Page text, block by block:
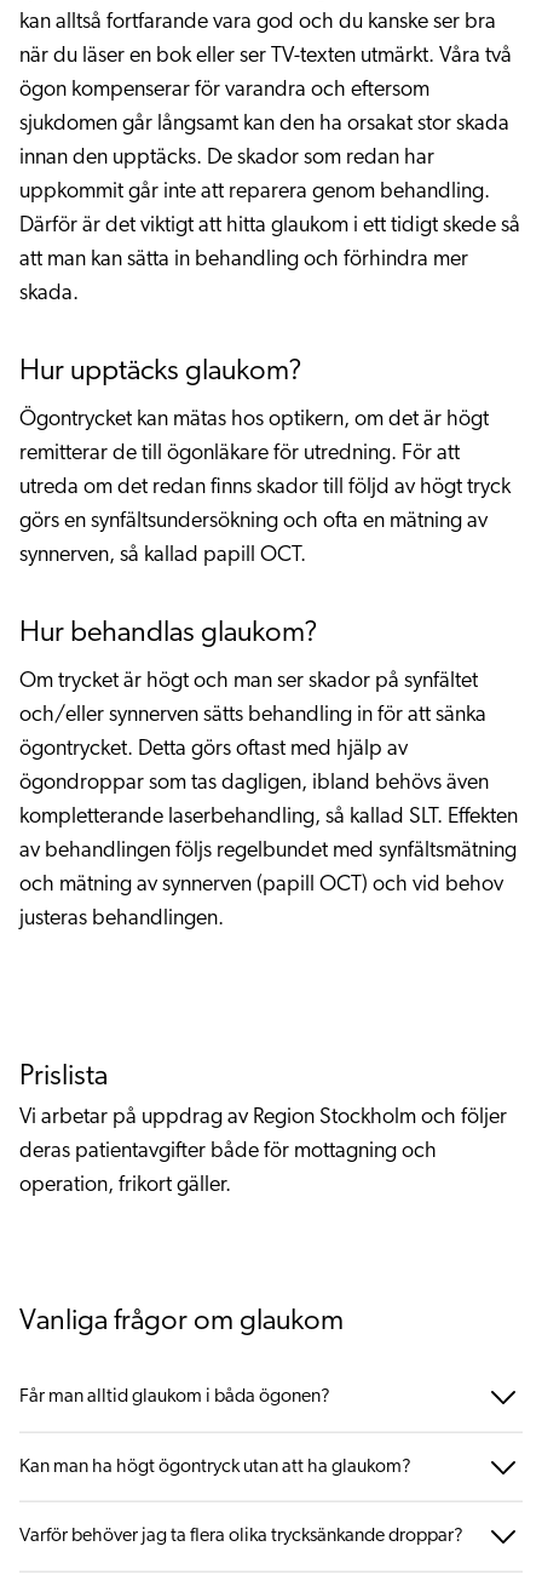
kan alltså fortfarande vara god och du kanske ser bra
när du läser en bok eller ser TV-texten utmärkt. Våra två
ögon kompenserar för varandra och eftersom
sjukdomen går långsamt kan den ha orsakat stor skada
innan den upptäcks. De skador som redan har
uppkommit går inte att reparera genom behandling.
Därför är det viktigt att hitta glaukom i ett tidigt skede så
att man kan sätta in behandling och förhindra mer
skada.
Hur upptäcks glaukom?
Ögontrycket kan mätas hos optikern, om det är högt
remitterar de till ögonläkare för utredning. För att
utreda om det redan finns skador till följd av högt tryck
görs en synfältsundersökning och ofta en mätning av
synnerven, så kallad papill OCT.
Hur behandlas glaukom?
Om trycket är högt och man ser skador på synfältet
och/eller synnerven sätts behandling in för att sänka
ögontrycket. Detta görs oftast med hjälp av
ögondroppar som tas dagligen, ibland behövs även
kompletterande laserbehandling, så kallad SLT. Effekten
av behandlingen följs regelbundet med synfältsmätning
och mätning av synnerven (papill OCT) och vid behov
justeras behandlingen.
Prislista
Vi arbetar på uppdrag av Region Stockholm och följer
deras patientavgifter både för mottagning och
operation, frikort gäller.
Vanliga frågor om glaukom
Får man alltid glaukom i båda ögonen?
Kan man ha högt ögontryck utan att ha glaukom?
Varför behöver jag ta flera olika trycksänkande droppar?